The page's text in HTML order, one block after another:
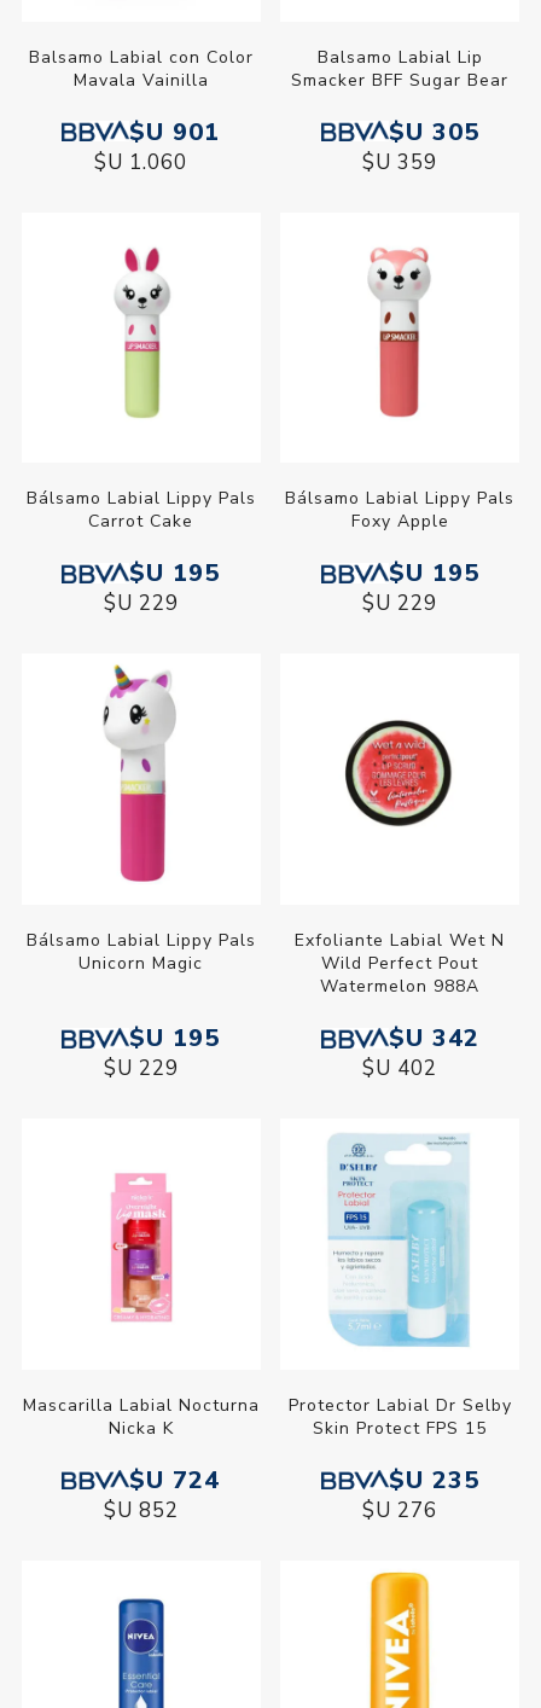
Balsamo Labial con Color
Mavala Vainilla
$U 901
$U 1.060
Balsamo Labial Lip
Smacker BFF Sugar Bear
$U 305
$U 359
Bálsamo Labial Lippy Pals
Carrot Cake
$U 195
$U 229
Bálsamo Labial Lippy Pals
Foxy Apple
$U 195
$U 229
Bálsamo Labial Lippy Pals
Unicorn Magic
$U 195
$U 229
Exfoliante Labial Wet N
Wild Perfect Pout
Watermelon 988A
$U 342
$U 402
Mascarilla Labial Nocturna
Nicka K
$U 724
$U 852
Protector Labial Dr Selby
Skin Protect FPS 15
$U 235
$U 276